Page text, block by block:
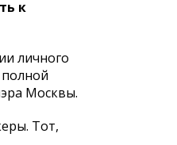
к
личного
Москвы.
Тот,